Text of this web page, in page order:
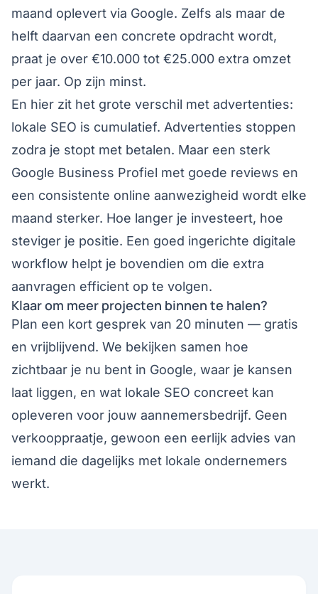
maand oplevert via Google. Zelfs als maar de
helft daarvan een concrete opdracht wordt,
praat je over €10.000 tot €25.000 extra omzet
per jaar. Op zijn minst.
En hier zit het grote verschil met advertenties:
lokale SEO is cumulatief. Advertenties stoppen
zodra je stopt met betalen. Maar een sterk
Google Business Profiel met goede reviews en
een consistente online aanwezigheid wordt elke
maand sterker. Hoe langer je investeert, hoe
steviger je positie. Een goed ingerichte digitale
workflow helpt je bovendien om die extra
aanvragen efficient op te volgen.
Klaar om meer projecten binnen te halen?
Plan een kort gesprek van 20 minuten — gratis
en vrijblijvend. We bekijken samen hoe
zichtbaar je nu bent in Google, waar je kansen
laat liggen, en wat lokale SEO concreet kan
opleveren voor jouw aannemersbedrijf. Geen
verkooppraatje, gewoon een eerlijk advies van
iemand die dagelijks met lokale ondernemers
werkt.